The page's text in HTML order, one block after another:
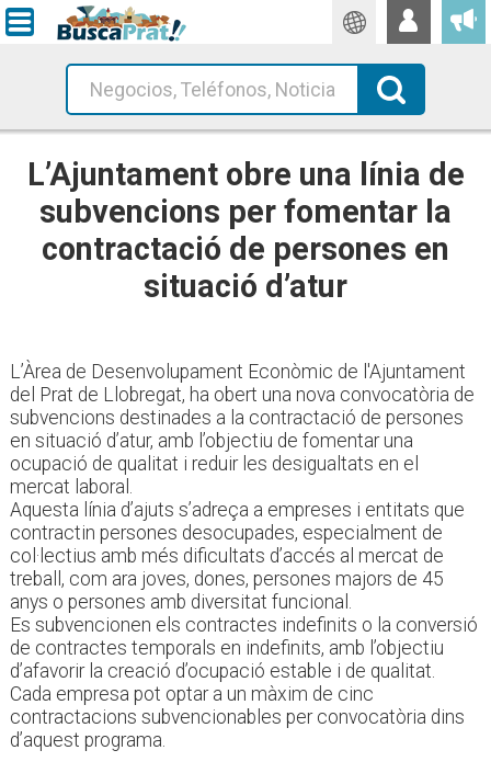
Traductor
Busca!
L’Ajuntament obre una línia de
subvencions per fomentar la
contractació de persones en
situació d’atur
L’Àrea de Desenvolupament Econòmic de l'Ajuntament
del Prat de Llobregat, ha obert una nova convocatòria de
subvencions destinades a la contractació de persones
en situació d’atur, amb l’objectiu de fomentar una
ocupació de qualitat i reduir les desigualtats en el
mercat laboral.
Aquesta línia d’ajuts s’adreça a empreses i entitats que
contractin persones desocupades, especialment de
col·lectius amb més dificultats d’accés al mercat de
treball, com ara joves, dones, persones majors de 45
anys o persones amb diversitat funcional.
Es subvencionen els contractes indefinits o la conversió
de contractes temporals en indefinits, amb l’objectiu
d’afavorir la creació d’ocupació estable i de qualitat.
Cada empresa pot optar a un màxim de cinc
contractacions subvencionables per convocatòria dins
d’aquest programa.